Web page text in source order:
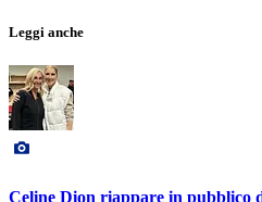
Leggi anche
Celine Dion riappare in pubblico